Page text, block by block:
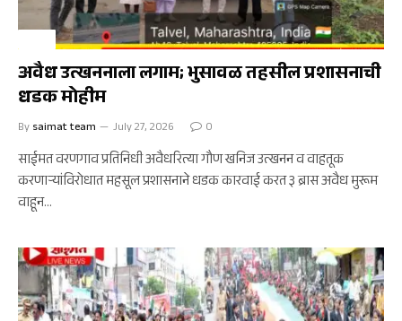
अवैध उत्खननाला लगाम; भुसावळ तहसील प्रशासनाची
धडक मोहीम
By saimat team July 27, 2026 0
साईमत वरणगाव प्रतिनिधी अवैधरित्या गौण खनिज उत्खनन व वाहतूक
करणाऱ्यांविरोधात महसूल प्रशासनाने धडक कारवाई करत ३ ब्रास अवैध मुरूम
वाहून…